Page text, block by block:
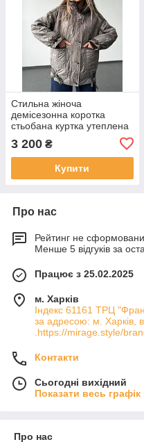
Стильна жіноча
демісезонна коротка
стьобана куртка утеплена
3 200 ₴
Купити
Про нас
Рейтинг не
Менше 5 відгуків за
Працює з 25.02.2025
м. Харків
Індекс 61161 ТРЦ
за адресою: м. Харків,
.https://mirage.style/
Контакти
Сьогодні вихідний
Показати весь
Про нас